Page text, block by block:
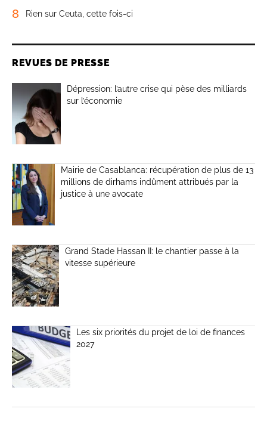
8 Rien sur Ceuta, cette fois-ci
REVUES DE PRESSE
Dépression: l’autre crise qui pèse des milliards
sur l’économie
Mairie de Casablanca: récupération de plus de 13
millions de dirhams indûment attribués par la
justice à une avocate
Grand Stade Hassan II: le chantier passe à la
vitesse supérieure
Les six priorités du projet de loi de finances
2027